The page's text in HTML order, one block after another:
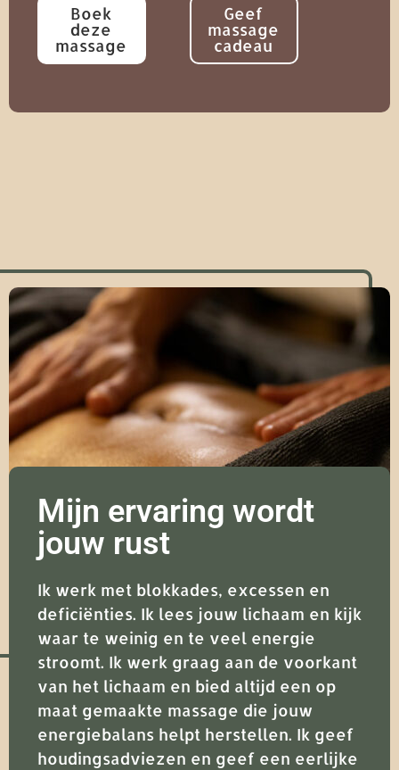
Boek
deze
massage
Geef
massage
cadeau
Mijn ervaring wordt
jouw rust
Ik werk met blokkades, excessen en
deficiënties. Ik lees jouw lichaam en kijk
waar te weinig en te veel energie
stroomt. Ik werk graag aan de voorkant
van het lichaam en bied altijd een op
maat gemaakte massage die jouw
energiebalans helpt herstellen. Ik geef
houdingsadviezen en geef een eerlijke